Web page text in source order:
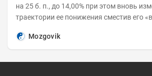
на 25 б. п., до 14,00% при этом вновь
траектории ее понижения сместив его
Mozgovik